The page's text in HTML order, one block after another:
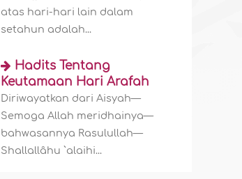
atas hari-hari lain dalam
setahun adalah...
Hadits Tentang
Keutamaan Hari Arafah
Diriwayatkan dari Aisyah—
Semoga Allah meridhainya—
bahwasannya Rasulullah—
Shallallâhu `alaihi...